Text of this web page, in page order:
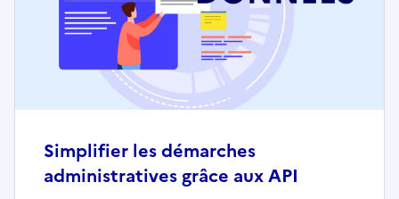
Simplifier les démarches
administratives grâce aux API